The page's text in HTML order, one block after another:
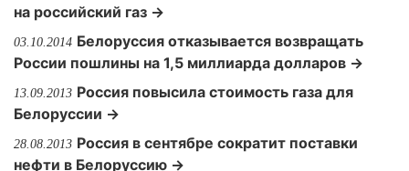
на российский газ →
03.10.2014 Белоруссия отказывается возвращать
России пошлины на 1,5 миллиарда долларов →
13.09.2013 Россия повысила стоимость газа для
Белоруссии →
28.08.2013 Россия в сентябре сократит поставки
нефти в Белоруссию →